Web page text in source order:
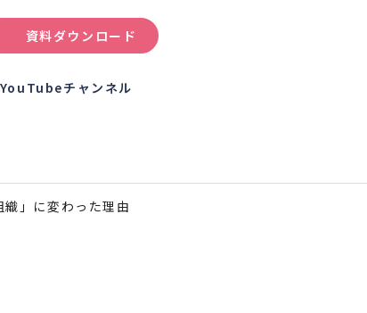
資料ダウンロード
YouTubeチャンネル
」に変わった理由